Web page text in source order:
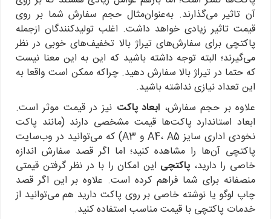
آن تاثیر می‌گذارند. به‌عنوان‌مثال حجم سفارش شما بر روی
قیمت تاثیر زیادی خواهد داشت. اغلب تولیدکنندگان ازجمله
پاکتچی برای سفارش‌های تیراژ بالا تخفیف‌های خوبی در نظر
می‌گیرند؛ البته توجه داشته باشید که این به این معنا نیست
که حتما در تیراژ بالا سفارش دهید. چراکه ممکن است واقعا به
این تعداد نیازی نداشته باشید.
علاوه بر حجم سفارش، ابعاد پاکت نیز در قیمت موثر است.
ابعاد استاندارد پاکت‌ها قیمت مشخصی دارند (مانند پاکت
نخودی اداری سایز A4، A5 و A3) که می‌توانید در وب‌سایت
پاکتچی آن‌ها را مشاهده کنید؛ اما اگر قصد سفارش اندازه
خاصی را دارید، پاکتچی این امکان را با در نظر گرفتن قیمتی
منصفانه برای شما فراهم کرده است. علاوه بر این اگر قصد
چاپ لوگو یا نوشته خاصی بر روی پاکت دارید هم می‌توانید از
خدمات پاکتچی با قیمت مناسب استفاده کنید.